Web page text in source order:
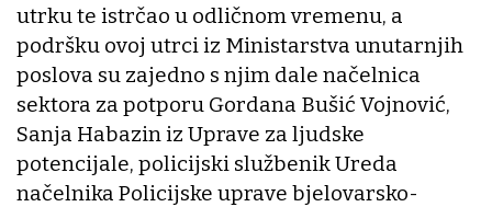
utrku te istrčao u odličnom vremenu, a
podršku ovoj utrci iz Ministarstva unutarnjih
poslova su zajedno s njim dale načelnica
sektora za potporu Gordana Bušić Vojnović,
Sanja Habazin iz Uprave za ljudske
potencijale, policijski službenik Ureda
načelnika Policijske uprave bjelovarsko-